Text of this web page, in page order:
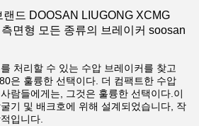
드 DOOSAN LIUGONG XCMG
면형 모든 종류의 브레이커 soosan
처리할 수 있는 수압 브레이커를 찾고
은 훌륭한 선택이다. 더 컴팩트한 수압
람들에게는, 그것은 훌륭한 선택이다.이
기 및 배크호에 위해 설계되었습니다, 작
입니다.